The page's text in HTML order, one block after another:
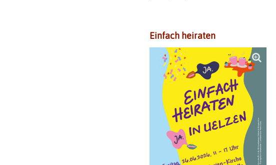
Einfach heiraten